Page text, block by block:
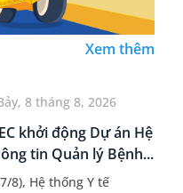
Xem thêm
8 tháng 8, 2026
khởi động Dự án Hệ
tin Quản lý Bệnh...
8), Hệ thống Y tế